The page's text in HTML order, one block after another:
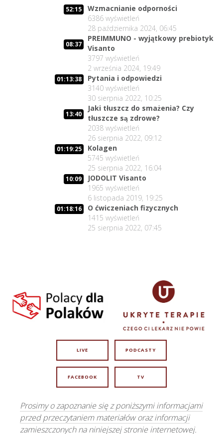
52:15
Wzmacnianie odporności
6386 wyświetleń
28 października 2024, 06:45
08:37
PREIMMUNO - wyjątkowy prebiotyk
Visanto
3797 wyświetleń
2 września 2024, 19:49
01:13:38
Pytania i odpowiedzi
3140 wyświetleń
30 sierpnia 2022, 10:25
13:40
Jaki tłuszcz do smażenia? Czy
tłuszcze są zdrowe?
2038 wyświetleń
26 sierpnia 2022, 09:12
01:19:25
Kolagen
5745 wyświetleń
25 sierpnia 2022, 16:04
10:09
JODOLIT Visanto
1965 wyświetleń
6 listopada 2019, 19:25
01:18:16
O ćwiczeniach fizycznych
1415 wyświetleń
25 sierpnia 2022, 07:45
LIVE PODCASTY
FACEBOOK TV
Prosimy o zapoznanie się z poniższymi informacjami
przed przeczytaniem materiałów oraz informacji
zamieszczonych na niniejszej stronie internetowej.